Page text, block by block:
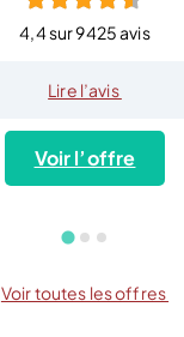
4,4 sur 9425 avis
Lire l’avis
Voir l’offre
Voir toutes les offres